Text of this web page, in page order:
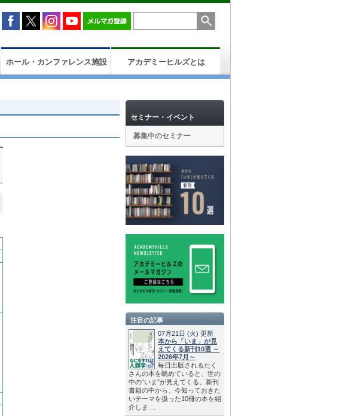
ホール・カンファレンス施設 アカデミーヒルズとは
セミナー・イベント
募集中のセミナー
注目の記事
07月21日 (火) 更新
本から「いま」が見
えてくる新刊10選 ～
2026年7月～
毎日出版されるたく
さんの本を眺めていると、世の
中の“いま”が見えてくる。新刊
書籍の中から、今知っておきた
いテーマを扱った10冊の本を紹
介しま....